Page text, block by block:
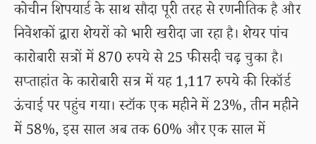
कोचीन शिपयार्ड के साथ सौदा पूरी तरह से रणनीतिक है और
निवेशकों द्वारा शेयरों को भारी खरीदा जा रहा है। शेयर पांच
कारोबारी सत्रों में 870 रुपये से 25 फीसदी चढ़ चुका है।
सप्ताहांत के कारोबारी सत्र में यह 1,117 रुपये की रिकॉर्ड
ऊंचाई पर पहुंच गया। स्टॉक एक महीने में 23%, तीन महीने
में 58%, इस साल अब तक 60% और एक साल में